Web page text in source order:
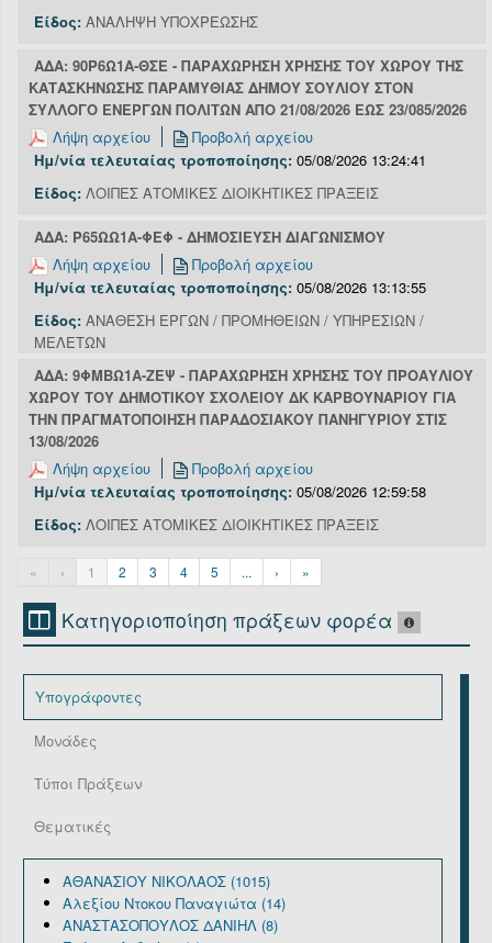
Είδος: ΑΝΑΛΗΨΗ ΥΠΟΧΡΕΩΣΗΣ
ΑΔΑ: 90Ρ6Ω1Α-ΘΣΕ - ΠΑΡΑΧΩΡΗΣΗ ΧΡΗΣΗΣ ΤΟΥ ΧΩΡΟΥ ΤΗΣ
ΚΑΤΑΣΚΗΝΩΣΗΣ ΠΑΡΑΜΥΘΙΑΣ ΔΗΜΟΥ ΣΟΥΛΙΟΥ ΣΤΟΝ
ΣΥΛΛΟΓΟ ΕΝΕΡΓΩΝ ΠΟΛΙΤΩΝ ΑΠΟ 21/08/2026 ΕΩΣ 23/085/2026
Λήψη αρχείου
Προβολή αρχείου
Ημ/νία τελευταίας τροποποίησης: 05/08/2026 13:24:41
Είδος: ΛΟΙΠΕΣ ΑΤΟΜΙΚΕΣ ΔΙΟΙΚΗΤΙΚΕΣ ΠΡΑΞΕΙΣ
ΑΔΑ: Ρ65ΩΩ1Α-ΦΕΦ - ΔΗΜΟΣΙΕΥΣΗ ΔΙΑΓΩΝΙΣΜΟΥ
Λήψη αρχείου
Προβολή αρχείου
Ημ/νία τελευταίας τροποποίησης: 05/08/2026 13:13:55
Είδος: ΑΝΑΘΕΣΗ ΕΡΓΩΝ / ΠΡΟΜΗΘΕΙΩΝ / ΥΠΗΡΕΣΙΩΝ /
ΜΕΛΕΤΩΝ
ΑΔΑ: 9ΦΜΒΩ1Α-ΖΕΨ - ΠΑΡΑΧΩΡΗΣΗ ΧΡΗΣΗΣ ΤΟΥ ΠΡΟΑΥΛΙΟΥ
ΧΩΡΟΥ ΤΟΥ ΔΗΜΟΤΙΚΟΥ ΣΧΟΛΕΙΟΥ ΔΚ ΚΑΡΒΟΥΝΑΡΙΟΥ ΓΙΑ
ΤΗΝ ΠΡΑΓΜΑΤΟΠΟΙΗΣΗ ΠΑΡΑΔΟΣΙΑΚΟΥ ΠΑΝΗΓΥΡΙΟΥ ΣΤΙΣ
13/08/2026
Λήψη αρχείου
Προβολή αρχείου
Ημ/νία τελευταίας τροποποίησης: 05/08/2026 12:59:58
Είδος: ΛΟΙΠΕΣ ΑΤΟΜΙΚΕΣ ΔΙΟΙΚΗΤΙΚΕΣ ΠΡΑΞΕΙΣ
« ‹ 1 2 3 4 5 ... › »
Κατηγοριοποίηση πράξεων φορέα
Υπογράφοντες
Μονάδες
Τύποι Πράξεων
Θεματικές
ΑΘΑΝΑΣΙΟΥ ΝΙΚΟΛΑΟΣ (1015)
Αλεξίου Ντοκου Παναγιώτα (14)
ΑΝΑΣΤΑΣΟΠΟΥΛΟΣ ΔΑΝΙΗΛ (8)